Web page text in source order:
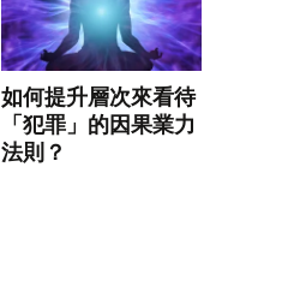
如何提升層次來看待
「犯罪」的因果業力
法則？